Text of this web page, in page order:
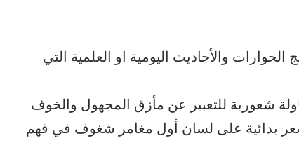
والأحاديث اليومية او العلمية التي
شعورية للتعبير عن مأزق المجهول والخوف
شعر بدائية على لسان أول مغامر شغوف في فهم